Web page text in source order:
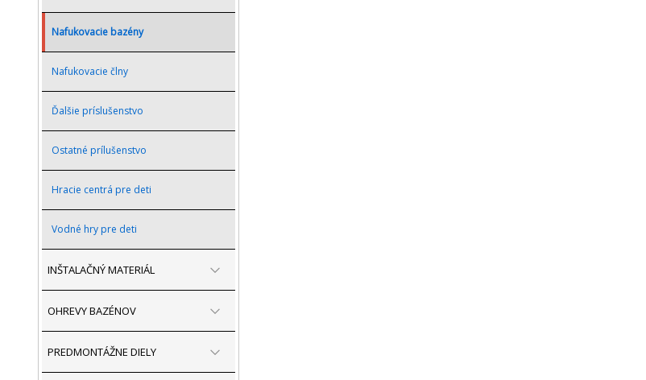
Nafukovacie bazény
Nafukovacie člny
Ďalšie príslušenstvo
Ostatné prílušenstvo
Hracie centrá pre deti
Vodné hry pre deti
INŠTALAČNÝ MATERIÁL
OHREVY BAZÉNOV
PREDMONTÁŽNE DIELY